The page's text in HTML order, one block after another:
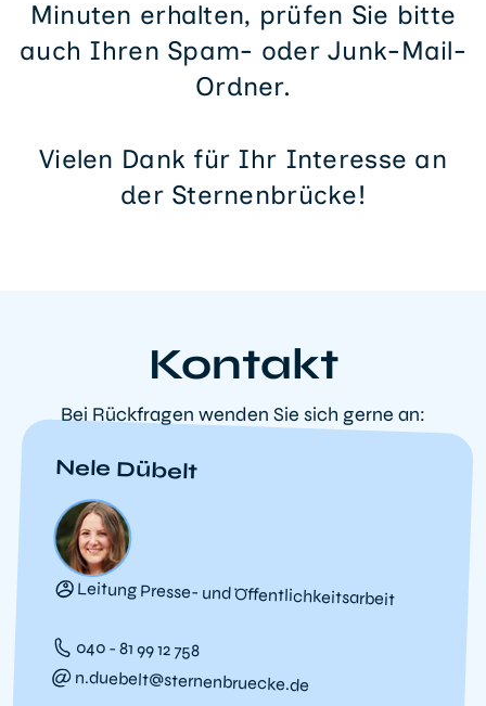
Minuten erhalten, prüfen Sie bitte
auch Ihren Spam- oder Junk-Mail-
Ordner.
Vielen Dank für Ihr Interesse an
der Sternenbrücke!
Kontakt
Bei Rückfragen wenden Sie sich gerne an:
Nele Dübelt
Leitung Presse- und Öffentlichkeitsarbeit
040 - 81 99 12 758
n.duebelt@sternenbruecke.de